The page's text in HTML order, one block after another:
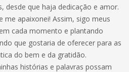
desde que haja dedicação e amor.
me apaixonei! Assim, sigo meus
cada momento e plantando
que gostaria de oferecer para as
do bem e da gratidão.
histórias e palavras possam